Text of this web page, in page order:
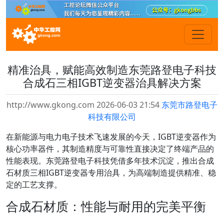
精准治具，赋能高效制造东莞路登电子科技
合成石三相IGBT逆变器治具解决方案
http://www.gkong.com 2026-06-03 21:54 东莞市路登电子
科技有限公司
在新能源与电力电子技术飞速发展的今天，IGBT逆变器作为
核心功率器件，其制造精度与可靠性直接决定了终端产品的
性能表现。东莞路登电子科技凭借多年技术沉淀，推出合成
石材质三相IGBT逆变器专用治具，为高端制造提供精准、稳
定的工艺支撑。
合成石材质：性能与耐用的完美平衡